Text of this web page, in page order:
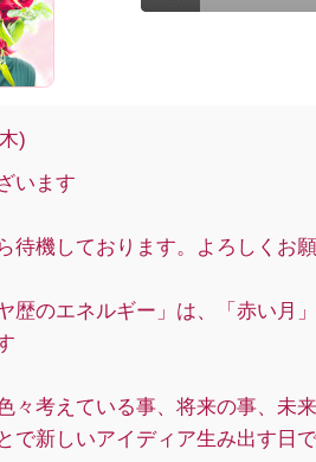
)
います
待機しております。よろしくお
歴のエネルギー」は、「赤い月
々考えている事、将来の事、未
で新しいアイディア生み出す日で